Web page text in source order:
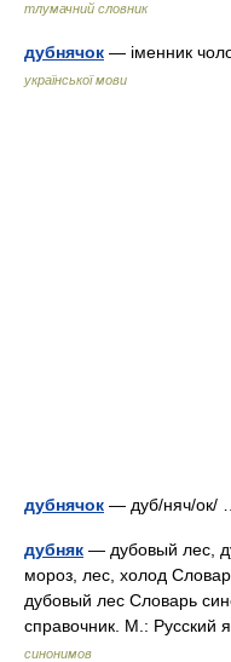
тлумачний словник
дубнячок — іменник
української мови
дубнячок — дуб/няч/
дубняк — дубовый лес,
мороз, лес, холод
дубовый лес Словарь
справочник. М.: Русский
синонимов